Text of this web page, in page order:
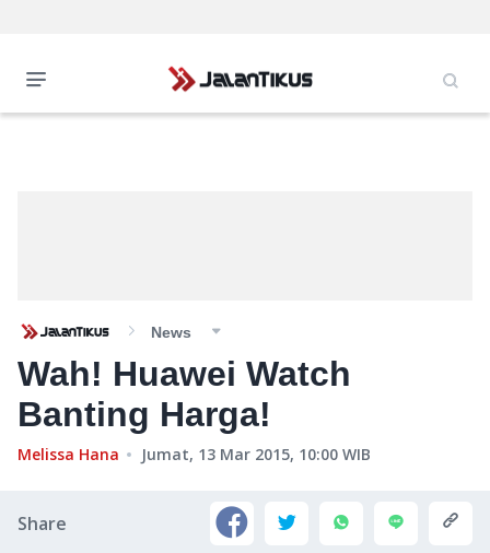
News
Wah! Huawei Watch
Banting Harga!
Melissa Hana Jumat, 13 Mar 2015, 10:00 WIB
Share